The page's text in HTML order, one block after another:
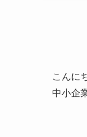
こんに
中小企